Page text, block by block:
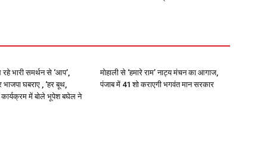
भारी समर्थन से ‘आप’,
घबराए , ‘हर बूथ,
में बोले भूपेश बघेल ने
मोहाली से ‘हमारे राम’ नाट्य मंचन का आगाज,
पंजाब में 41 शो कराएगी भगवंत मान सरकार